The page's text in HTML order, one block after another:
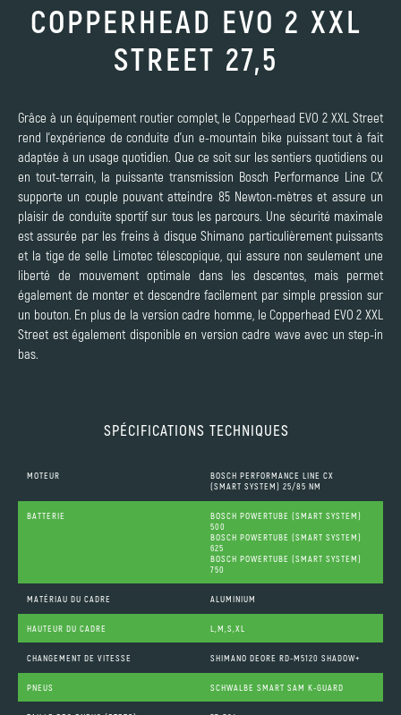
COPPERHEAD EVO 2 XXL
STREET 27,5
Grâce à un équipement routier complet, le Copperhead EVO 2 XXL Street
rend l'expérience de conduite d'un e-mountain bike puissant tout à fait
adaptée à un usage quotidien. Que ce soit sur les sentiers quotidiens ou
en tout-terrain, la puissante transmission Bosch Performance Line CX
supporte un couple pouvant atteindre 85 Newton-mètres et assure un
plaisir de conduite sportif sur tous les parcours. Une sécurité maximale
est assurée par les freins à disque Shimano particulièrement puissants
et la tige de selle Limotec télescopique, qui assure non seulement une
liberté de mouvement optimale dans les descentes, mais permet
également de monter et descendre facilement par simple pression sur
un bouton. En plus de la version cadre homme, le Copperhead EVO 2 XXL
Street est également disponible en version cadre wave avec un step-in
bas.
SPÉCIFICATIONS TECHNIQUES
MOTEUR
BOSCH PERFORMANCE LINE CX
(SMART SYSTEM) 25/85 NM
BATTERIE
BOSCH POWERTUBE (SMART SYSTEM)
500
BOSCH POWERTUBE (SMART SYSTEM)
625
BOSCH POWERTUBE (SMART SYSTEM)
750
MATÉRIAU DU CADRE ALUMINIUM
HAUTEUR DU CADRE L,M,S,XL
CHANGEMENT DE VITESSE SHIMANO DEORE RD-M5120 SHADOW+
PNEUS SCHWALBE SMART SAM K-GUARD